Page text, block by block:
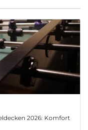
2026: Komfort